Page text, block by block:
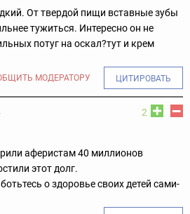
От твердой пищи вставные зубы
тужиться. Интересно он не
потуг на оскал?тут и крем
МОДЕРАТОРУ ЦИТИРОВАТЬ
2
аферистам 40 миллионов
этот долг.
о здоровье своих детей сами-